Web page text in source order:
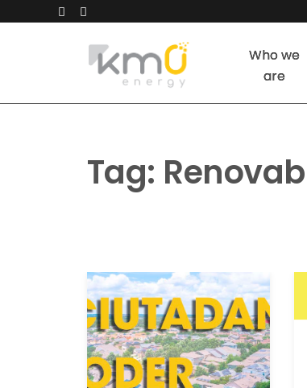
Who we
are
Tag: